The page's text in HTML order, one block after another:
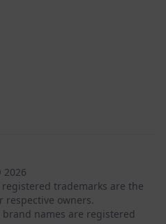
2026
trademarks are the
respective owners.
names are registered